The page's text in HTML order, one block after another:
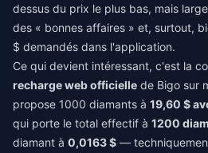
dessus du prix le plus bas, mais
des « bonnes affaires » et, surtout,
$ demandés dans l'application.
Ce qui devient intéressant, c'est la
recharge web officielle de Bigo sur
propose 1000 diamants à 19,60 $
qui porte le total effectif à 1200
diamant à 0,0163 $ —